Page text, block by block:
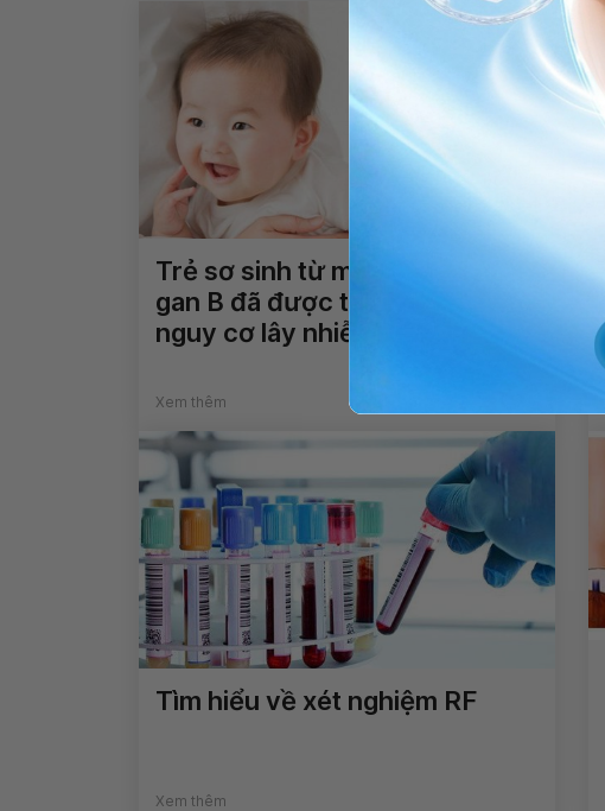
Trẻ sơ sinh từ mẹ nhiễm viêm
gan B đã được tiêm ngừa có
nguy cơ lây nhiễm không?
Xem thêm
Tìm hiểu về xét nghiệm RF
Xem thêm